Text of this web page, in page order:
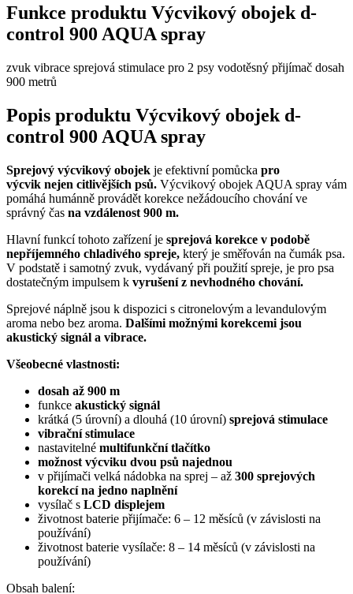
Funkce produktu Výcvikový obojek d-
control 900 AQUA spray
zvuk vibrace sprejová stimulace pro 2 psy vodotěsný přijímač dosah
900 metrů
Popis produktu Výcvikový obojek d-
control 900 AQUA spray
Sprejový výcvikový obojek je efektivní pomůcka pro
výcvik nejen citlivějších psů. Výcvikový obojek AQUA spray vám
pomáhá humánně provádět korekce nežádoucího chování ve
správný čas na vzdálenost 900 m.
Hlavní funkcí tohoto zařízení je sprejová korekce v podobě
nepříjemného chladivého spreje, který je směřován na čumák psa.
V podstatě i samotný zvuk, vydávaný při použití spreje, je pro psa
dostatečným impulsem k vyrušení z nevhodného chování.
Sprejové náplně jsou k dispozici s citronelovým a levandulovým
aroma nebo bez aroma. Dalšími možnými korekcemi jsou
akustický signál a vibrace.
Všeobecné vlastnosti:
dosah až 900 m
funkce akustický signál
krátká (5 úrovní) a dlouhá (10 úrovní) sprejová stimulace
vibrační stimulace
nastavitelné multifunkční tlačítko
možnost výcviku dvou psů najednou
v přijímači velká nádobka na sprej – až 300 sprejových
korekcí na jedno naplnění
vysílač s LCD displejem
životnost baterie přijímače: 6 – 12 měsíců (v závislosti na
používání)
životnost baterie vysílače: 8 – 14 měsíců (v závislosti na
používání)
Obsah balení: